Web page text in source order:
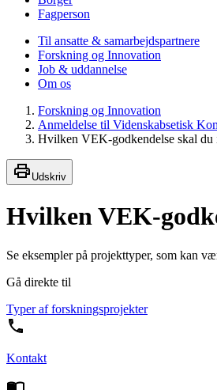
Fagperson
Til ansatte & samarbejdspartnere
Forskning og Innovation
Job & uddannelse
Om os
Forskning og Innovation
Anmeldelse til Videnskabsetisk
Hvilken VEK-godkendelse skal du
Udskriv
Hvilken VEK-
Se eksempler på projekttyper, som kan
Gå direkte til
Typer af forskningsprojekter
Kontakt